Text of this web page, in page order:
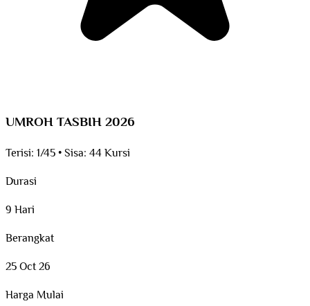
UMROH TASBIH 2026
Terisi: 1/45•Sisa: 44 Kursi
Durasi
9 Hari
Berangkat
25 Oct 26
Harga Mulai